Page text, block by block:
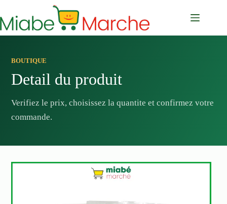
contenu
BOUTIQUE
Detail du produit
Verifiez le prix, choisissez la quantite et confirmez votre
commande.